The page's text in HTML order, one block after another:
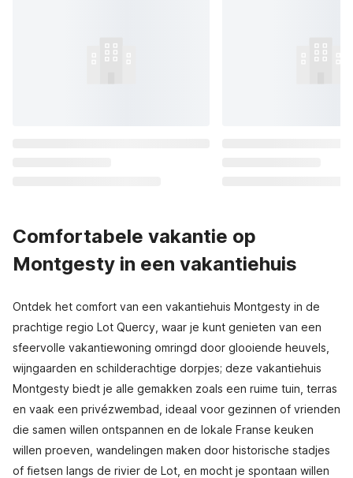
Comfortabele vakantie op
Montgesty in een vakantiehuis
Ontdek het comfort van een vakantiehuis Montgesty in de
prachtige regio Lot Quercy, waar je kunt genieten van een
sfeervolle vakantiewoning omringd door glooiende heuvels,
wijngaarden en schilderachtige dorpjes; deze vakantiehuis
Montgesty biedt je alle gemakken zoals een ruime tuin, terras
en vaak een privézwembad, ideaal voor gezinnen of vrienden
die samen willen ontspannen en de lokale Franse keuken
willen proeven, wandelingen maken door historische stadjes
of fietsen langs de rivier de Lot, en mocht je spontaan willen